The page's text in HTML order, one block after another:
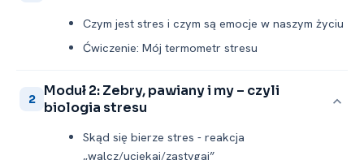
Czym jest stres i czym są emocje w naszym życiu
Ćwiczenie: Mój termometr stresu
2
Moduł 2: Zebry, pawiany i my – czyli
biologia stresu
Skąd się bierze stres -⁠ reakcja
„walcz/uciekaj/zastygaj”